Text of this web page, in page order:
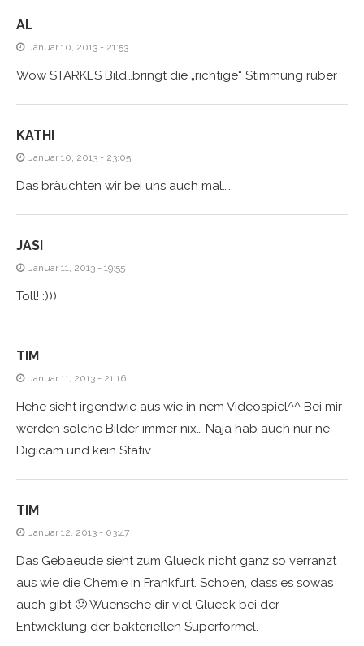
AL
Januar 10, 2013 - 21:53
Wow STARKES Bild…bringt die „richtige“ Stimmung rüber
KATHI
Januar 10, 2013 - 23:05
Das bräuchten wir bei uns auch mal…..
JASI
Januar 11, 2013 - 19:55
Toll! :)))
TIM
Januar 11, 2013 - 21:16
Hehe sieht irgendwie aus wie in nem Videospiel^^ Bei mir
werden solche Bilder immer nix… Naja hab auch nur ne
Digicam und kein Stativ
TIM
Januar 12, 2013 - 03:47
Das Gebaeude sieht zum Glueck nicht ganz so verranzt
aus wie die Chemie in Frankfurt. Schoen, dass es sowas
auch gibt 🙂 Wuensche dir viel Glueck bei der
Entwicklung der bakteriellen Superformel.